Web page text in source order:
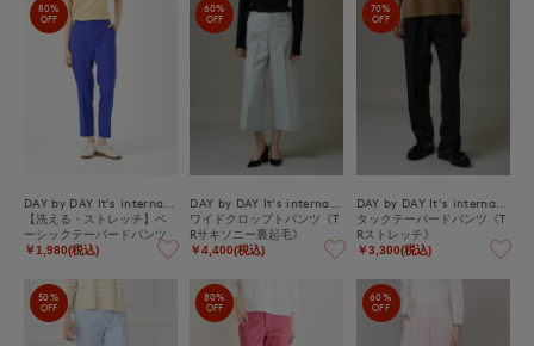
80%
OFF
【洗える・ストレッチ】ベ
ーシックテーパードパンツ
￥1,980(税込)
60%
OFF
ワイドクロップトパンツ《T
Rサキソニー裏起毛》
￥4,400(税込)
70%
OFF
タックテーパードパンツ《T
Rストレッチ》
￥3,300(税込)
50%
OFF
80%
OFF
60%
OFF